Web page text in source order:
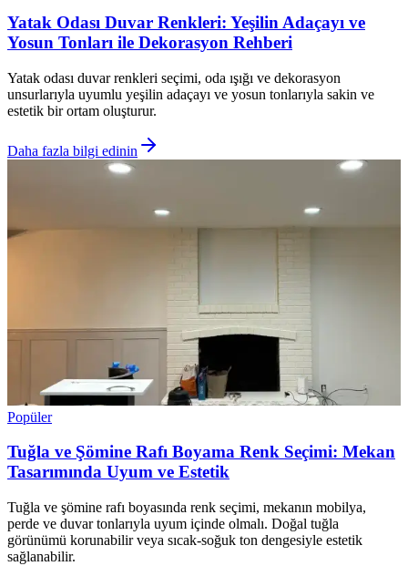
Yatak Odası Duvar Renkleri: Yeşilin Adaçayı ve
Yosun Tonları ile Dekorasyon Rehberi
Yatak odası duvar renkleri seçimi, oda ışığı ve dekorasyon
unsurlarıyla uyumlu yeşilin adaçayı ve yosun tonlarıyla sakin ve
estetik bir ortam oluşturur.
Daha fazla bilgi edinin
Popüler
Tuğla ve Şömine Rafı Boyama Renk Seçimi: Mekan
Tasarımında Uyum ve Estetik
Tuğla ve şömine rafı boyasında renk seçimi, mekanın mobilya,
perde ve duvar tonlarıyla uyum içinde olmalı. Doğal tuğla
görünümü korunabilir veya sıcak-soğuk ton dengesiyle estetik
sağlanabilir.